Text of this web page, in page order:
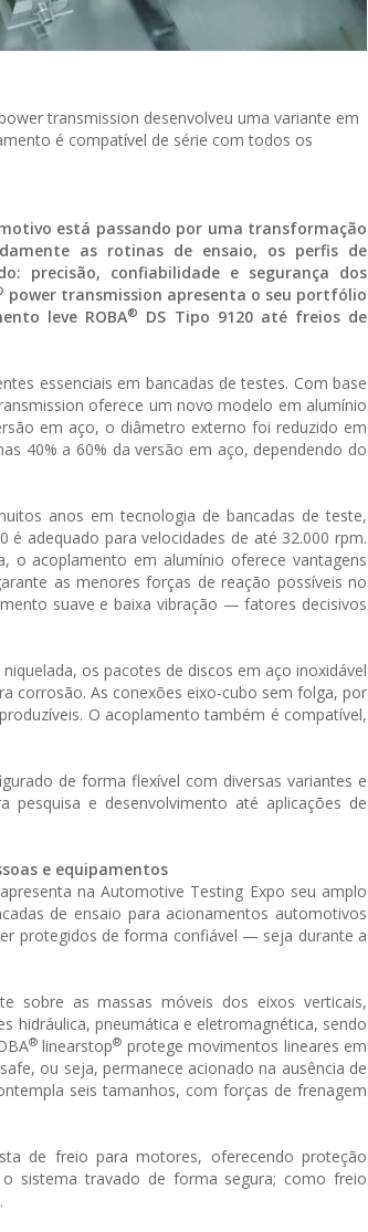
transmission desenvolveu uma variante em
é compatível de série com todos os
está passando por uma transformação
as rotinas de ensaio, os perfis de
precisão, confiabilidade e segurança dos
power transmission apresenta o seu portfólio
leve ROBA®
DS Tipo 9120 até freios de
essenciais em bancadas de testes. Com base
oferece um novo modelo em alumínio
em aço, o diâmetro externo foi reduzido em
40% a 60% da versão em aço, dependendo do
anos em tecnologia de bancadas de teste,
é adequado para velocidades de até 32.000 rpm.
o acoplamento em alumínio oferece vantagens
as menores forças de reação possíveis no
suave e baixa vibração — fatores decisivos
os pacotes de discos em aço inoxidável
corrosão. As conexões eixo-cubo sem folga, por
O acoplamento também é compatível,
de forma flexível com diversas variantes e
pesquisa e desenvolvimento até aplicações de
e equipamentos
na Automotive Testing Expo seu amplo
de ensaio para acionamentos automotivos
protegidos de forma confiável — seja durante a
sobre as massas móveis dos eixos verticais,
hidráulica, pneumática e eletromagnética, sendo
®linearstop® protege movimentos lineares em
ou seja, permanece acionado na ausência de
seis tamanhos, com forças de frenagem
de freio para motores, oferecendo proteção
sistema travado de forma segura; como freio